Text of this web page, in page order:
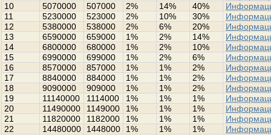
10
5070000 507000 2% 14% 40%
11
5230000 523000 2% 10% 30%
12
5380000 538000 2% 6% 20%
13
6590000 659000 1% 2% 14%
14
6800000 680000 1% 2% 10%
15
6990000 699000 1% 2% 6%
16
8570000 857000 1% 1% 2%
17
8840000 884000 1% 1% 2%
18
9090000 909000 1% 1% 2%
19
11140000 1114000 1% 1% 1%
20
11490000 1149000 1% 1% 1%
21
11820000 1182000 1% 1% 1%
22
14480000 1448000 1% 1% 1%